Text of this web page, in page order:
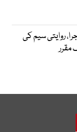
روایتی سیم کی